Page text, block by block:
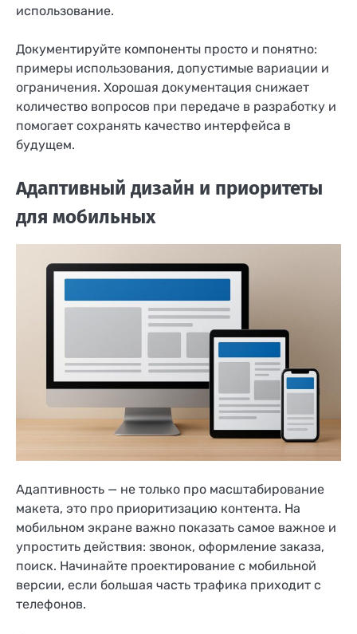
использование.
Документируйте компоненты просто и понятно:
примеры использования, допустимые вариации и
ограничения. Хорошая документация снижает
количество вопросов при передаче в разработку и
помогает сохранять качество интерфейса в
будущем.
Адаптивный дизайн и приоритеты
для мобильных
Адаптивность — не только про масштабирование
макета, это про приоритизацию контента. На
мобильном экране важно показать самое важное и
упростить действия: звонок, оформление заказа,
поиск. Начинайте проектирование с мобильной
версии, если большая часть трафика приходит с
телефонов.